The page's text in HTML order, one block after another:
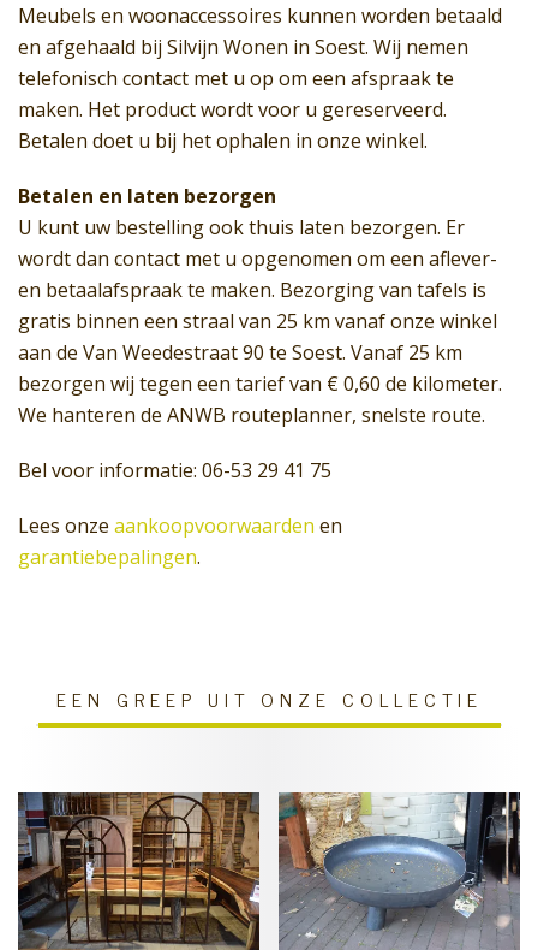
Meubels en woonaccessoires kunnen worden betaald
en afgehaald bij Silvijn Wonen in Soest. Wij nemen
telefonisch contact met u op om een afspraak te
maken. Het product wordt voor u gereserveerd.
Betalen doet u bij het ophalen in onze winkel.
Betalen en laten bezorgen
U kunt uw bestelling ook thuis laten bezorgen. Er
wordt dan contact met u opgenomen om een aflever-
en betaalafspraak te maken. Bezorging van tafels is
gratis binnen een straal van 25 km vanaf onze winkel
aan de Van Weedestraat 90 te Soest. Vanaf 25 km
bezorgen wij tegen een tarief van € 0,60 de kilometer.
We hanteren de ANWB routeplanner, snelste route.
Bel voor informatie: 06-53 29 41 75
Lees onze aankoopvoorwaarden en
garantiebepalingen.
EEN GREEP UIT ONZE COLLECTIE